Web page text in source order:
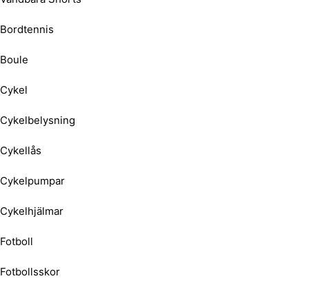
Bordtennis
Boule
Cykel
Cykelbelysning
Cykellås
Cykelpumpar
Cykelhjälmar
Fotboll
Fotbollsskor